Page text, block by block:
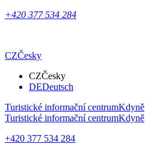
+420 377 534 284
CZČesky
CZČesky
DEDeutsch
Turistické informační centrumKdyně
Turistické informační centrumKdyně
+420 377 534 284